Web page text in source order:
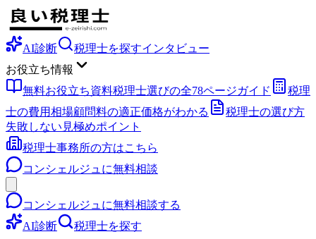
AI診断 税理士を探すインタビュー
お役立ち情報
無料お役立ち資料税理士選びの全78ページガイド
税理
士の費用相場顧問料の適正価格がわかる
税理士の選び方
失敗しない見極めポイント
税理士事務所の方はこちら
コンシェルジュに無料相談
コンシェルジュに無料相談する
AI診断
税理士を探す